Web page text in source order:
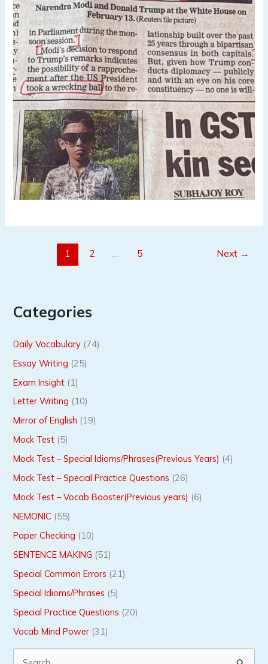
1 2 … 5 Next →
Categories
Daily Vocabulary (74)
Essay Writing (25)
Exam Insight (1)
Letter Writing (10)
Mirror of English (19)
Mock Test (5)
Mock Test – Special Idioms/Phrases(Previous Years) (4)
Mock Test – Special Practice Questions (26)
Mock Test – Vocab Booster(Previous years) (6)
NEMONIC (55)
Paper Checking (10)
SENTENCE MAKING (51)
Special Common Errors (21)
Special Idioms/Phrases (5)
Special Practice Questions (20)
Vocab Mind Power (31)